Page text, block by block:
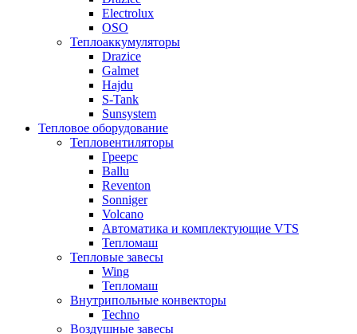
Electrolux
OSO
Теплоаккумуляторы
Drazice
Galmet
Hajdu
S-Tank
Sunsystem
Тепловое оборудование
Тепловентиляторы
Греерс
Ballu
Reventon
Sonniger
Volcano
Автоматика и комплектующие VTS
Тепломаш
Тепловые завесы
Wing
Тепломаш
Внутрипольные конвекторы
Techno
Воздушные завесы